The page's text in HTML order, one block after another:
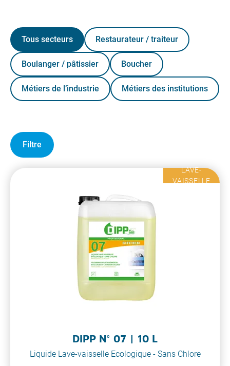
Tous secteurs Restaurateur / traiteur
Boulanger / pâtissier Boucher
Métiers de l’industrie Métiers des institutions
Filtre
LAVE-
VAISSELLE
DIPP N° 07 | 10 L
Liquide Lave-vaisselle Ecologique - Sans Chlore